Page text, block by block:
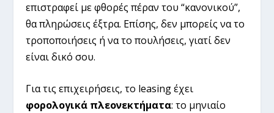
επιστραφεί με φθορές πέραν του “κανονικού”,
θα πληρώσεις έξτρα. Επίσης, δεν μπορείς να το
τροποποιήσεις ή να το πουλήσεις, γιατί δεν
είναι δικό σου.
Για τις επιχειρήσεις, το leasing έχει
φορολογικά πλεονεκτήματα: το μηνιαίο